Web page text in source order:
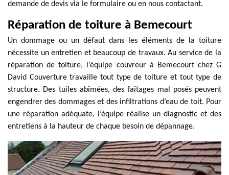
demande de devis via le formulaire ou en nous contactant.
Réparation de toiture à Bemecourt
Un dommage ou un défaut dans les éléments de la toiture
nécessite un entretien et beaucoup de travaux. Au service de la
réparation de toiture, l’équipe couvreur à Bemecourt chez G
David Couverture travaille tout type de toiture et tout type de
structure. Des tuiles abîmées, des faîtages mal posés peuvent
engendrer des dommages et des infiltrations d’eau de toit. Pour
une réparation adéquate, l’équipe réalise un diagnostic et des
entretiens à la hauteur de chaque besoin de dépannage.